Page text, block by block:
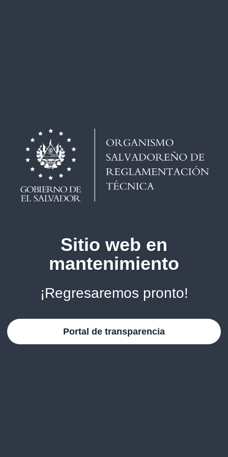
Sitio web en
mantenimiento
¡Regresaremos pronto!
Portal de transparencia